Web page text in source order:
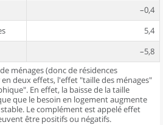
–0,4
5,4
–5,8
ménages (donc de résidences
deux effets, l'effet "taille des ménages"
En effet, la baisse de la taille
que le besoin en logement augmente
Le complément est appelé effet
être positifs ou négatifs.